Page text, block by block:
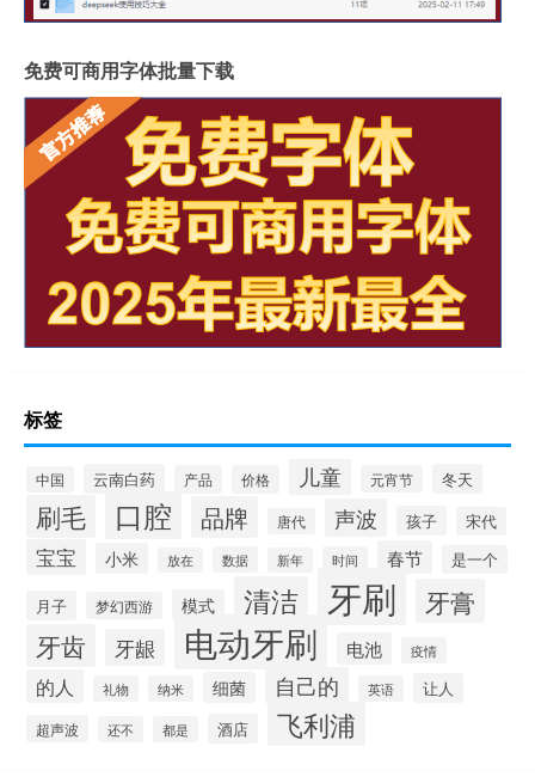
免费可商用字体批量下载
标签
中国 云南白药 产品 价格 儿童 元宵节 冬天
刷毛 口腔 品牌 唐代 声波 孩子 宋代
宝宝 小米 放在 数据 新年 时间 春节 是一个
月子 梦幻西游 模式 清洁 牙刷 牙膏
牙齿 牙龈 电动牙刷 电池 疫情
的人 礼物 纳米 细菌 自己的 英语 让人
超声波 还不 都是 酒店 飞利浦